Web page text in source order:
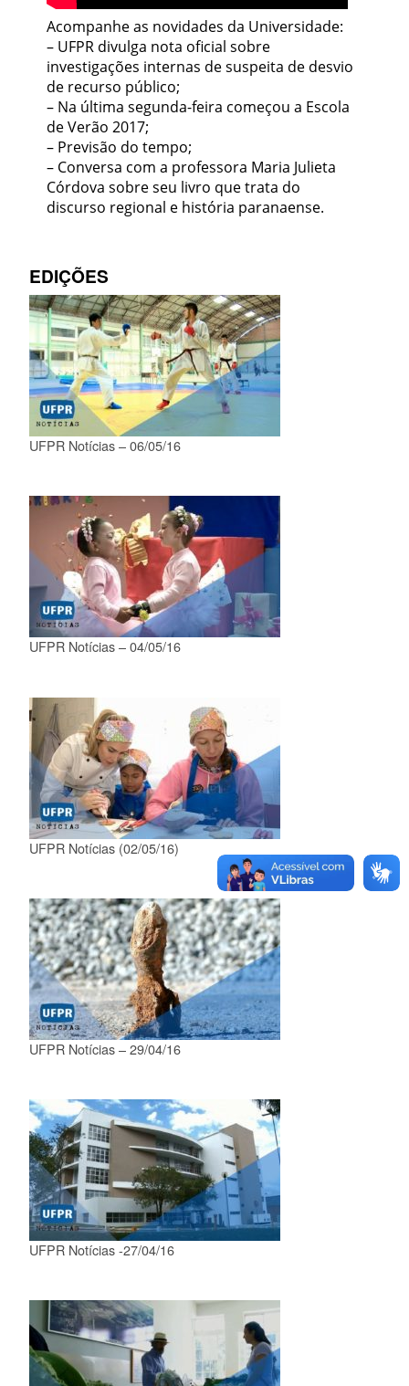
Acompanhe as novidades da Universidade:
– UFPR divulga nota oficial sobre
investigações internas de suspeita de desvio
de recurso público;
– Na última segunda-feira começou a Escola
de Verão 2017;
– Previsão do tempo;
– Conversa com a professora Maria Julieta
Córdova sobre seu livro que trata do
discurso regional e história paranaense.
EDIÇÕES
UFPR Notícias – 06/05/16
UFPR Notícias – 04/05/16
UFPR Notícias (02/05/16)
UFPR Notícias – 29/04/16
UFPR Notícias -27/04/16